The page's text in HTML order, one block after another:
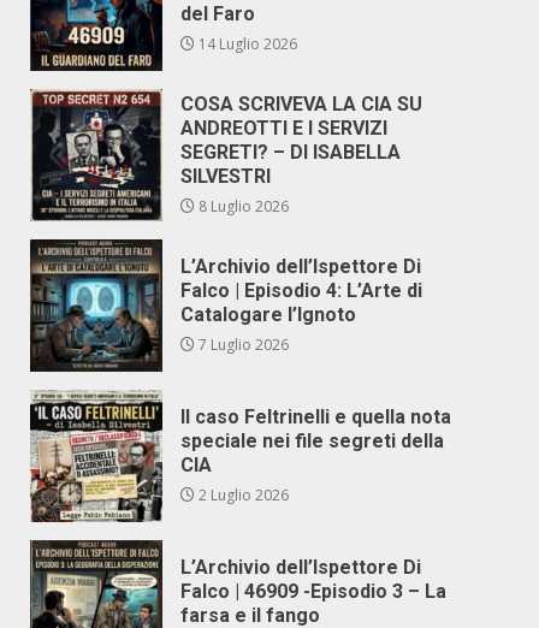
del Faro
14 Luglio 2026
COSA SCRIVEVA LA CIA SU
ANDREOTTI E I SERVIZI
SEGRETI? – DI ISABELLA
SILVESTRI
8 Luglio 2026
L’Archivio dell’Ispettore Di
Falco | Episodio 4: L’Arte di
Catalogare l’Ignoto
7 Luglio 2026
Il caso Feltrinelli e quella nota
speciale nei file segreti della
CIA
2 Luglio 2026
L’Archivio dell’Ispettore Di
Falco | 46909 -Episodio 3 – La
farsa e il fango